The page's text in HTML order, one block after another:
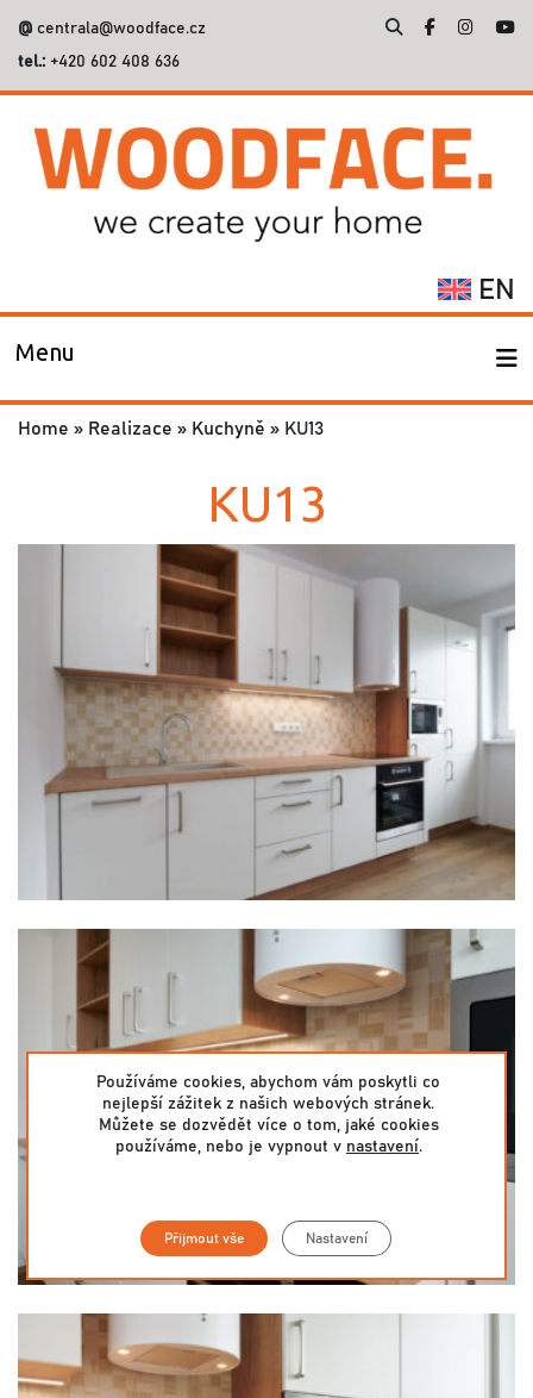
@ centrala@woodface.cz
tel.: +420 602 408 636
EN
Menu
Home » Realizace » Kuchyně » KU13
KU13
Používáme cookies, abychom vám poskytli co
nejlepší zážitek z našich webových stránek.
Můžete se dozvědět více o tom, jaké cookies
používáme, nebo je vypnout v nastavení.
Přijmout vše Nastavení